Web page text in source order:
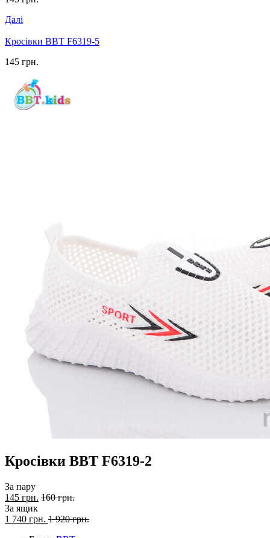
Далі
Кросівки BBT F6319-5
145 грн.
Кросівки BBT F6319-2
За пару
145 грн. 160 грн.
За ящик
1 740 грн. 1 920 грн.